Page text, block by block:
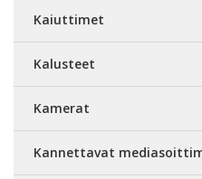
Kaiuttimet
Kalusteet
Kamerat
Kannettavat